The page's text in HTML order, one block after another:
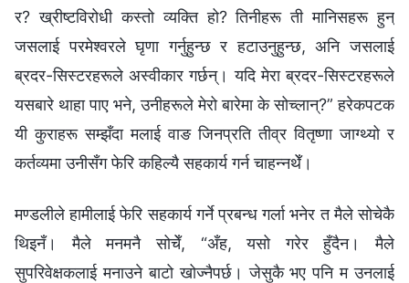
र? ख्रीष्टविरोधी कस्तो व्यक्ति हो? तिनीहरू ती मानिसहरू हुन्
जसलाई परमेश्‍वरले घृणा गर्नुहुन्छ र हटाउनुहुन्छ, अनि जसलाई
ब्रदर-सिस्टरहरूले अस्वीकार गर्छन्। यदि मेरा ब्रदर-सिस्टरहरूले
यसबारे थाहा पाए भने, उनीहरूले मेरो बारेमा के सोच्लान्?” हरेकपटक
यी कुराहरू सम्झँदा मलाई वाङ जिनप्रति तीव्र वितृष्णा जाग्थ्यो र
कर्तव्यमा उनीसँग फेरि कहिल्यै सहकार्य गर्न चाहन्नथेँ।
मण्डलीले हामीलाई फेरि सहकार्य गर्ने प्रबन्ध गर्ला भनेर त मैले सोचेकै
थिइनँ। मैले मनमनै सोचेँ, “अँह, यसो गरेर हुँदैन। मैले
सुपरिवेक्षकलाई मनाउने बाटो खोज्नैपर्छ। जेसुकै भए पनि म उनलाई